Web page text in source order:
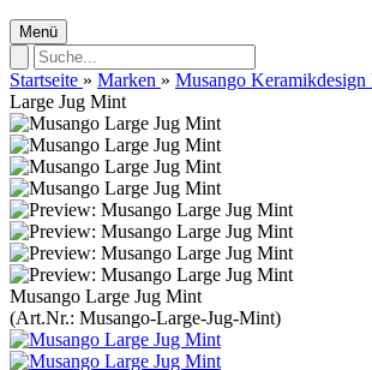
Menü
Startseite » Marken » Musango Keramikdesign
Large Jug Mint
Musango Large Jug Mint
(Art.Nr.: Musango-Large-Jug-Mint)